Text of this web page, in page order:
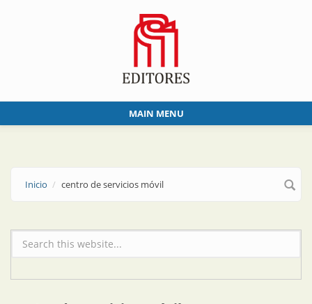
MAIN MENU
Inicio centro de servicios móvil
Formulario de búsqueda